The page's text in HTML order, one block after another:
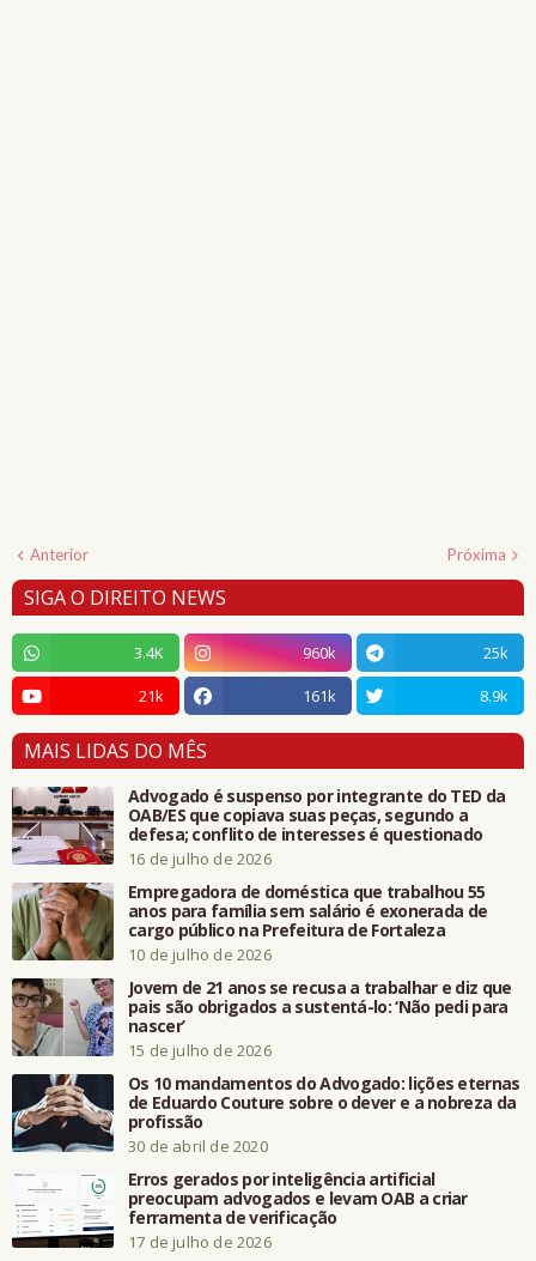
Anterior Próxima
SIGA O DIREITO NEWS
3.4K 960k
25k
21k
161k 8.9k
MAIS LIDAS DO MÊS
Advogado é suspenso por integrante do TED da
OAB/ES que copiava suas peças, segundo a
defesa; conflito de interesses é questionado
16 de julho de 2026
Empregadora de doméstica que trabalhou 55
anos para família sem salário é exonerada de
cargo público na Prefeitura de Fortaleza
10 de julho de 2026
Jovem de 21 anos se recusa a trabalhar e diz que
pais são obrigados a sustentá-lo: ‘Não pedi para
nascer’
15 de julho de 2026
Os 10 mandamentos do Advogado: lições eternas
de Eduardo Couture sobre o dever e a nobreza da
profissão
30 de abril de 2020
Erros gerados por inteligência artificial
preocupam advogados e levam OAB a criar
ferramenta de verificação
17 de julho de 2026